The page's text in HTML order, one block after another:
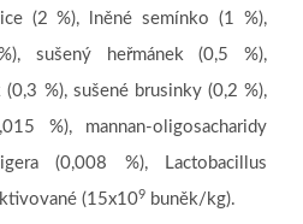
(2 %), lněné semínko (1 %),
sušený heřmánek (0,5 %),
%), sušené brusinky (0,2 %),
%), mannan-oligosacharidy
(0,008 %), Lactobacillus
(15x109 buněk/kg).